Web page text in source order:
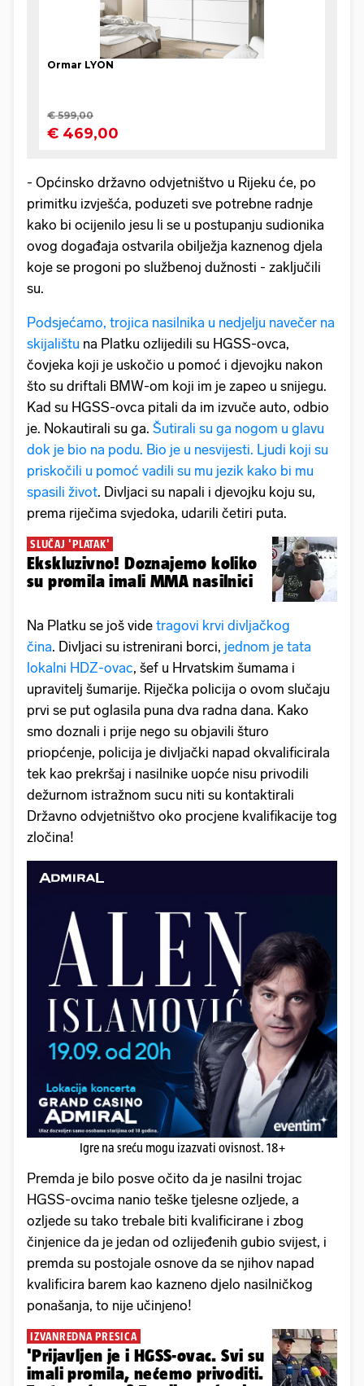
- Općinsko državno odvjetništvo u Rijeku će, po
primitku izvješća, poduzeti sve potrebne radnje
kako bi ocijenilo jesu li se u postupanju sudionika
ovog događaja ostvarila obilježja kaznenog djela
koje se progoni po službenoj dužnosti - zaključili
su.
Podsjećamo, trojica nasilnika u nedjelju navečer na
skijalištu na Platku ozlijedili su HGSS-ovca,
čovjeka koji je uskočio u pomoć i djevojku nakon
što su driftali BMW-om koji im je zapeo u snijegu.
Kad su HGSS-ovca pitali da im izvuče auto, odbio
je. Nokautirali su ga. Šutirali su ga nogom u glavu
dok je bio na podu. Bio je u nesvijesti. Ljudi koji su
priskočili u pomoć vadili su mu jezik kako bi mu
spasili život. Divljaci su napali i djevojku koju su,
prema riječima svjedoka, udarili četiri puta.
SLUČAJ 'PLATAK'
Ekskluzivno! Doznajemo koliko
su promila imali MMA nasilnici
Na Platku se još vide tragovi krvi divljačkog
čina. Divljaci su istrenirani borci, jednom je tata
lokalni HDZ-ovac, šef u Hrvatskim šumama i
upravitelj šumarije. Riječka policija o ovom slučaju
prvi se put oglasila puna dva radna dana. Kako
smo doznali i prije nego su objavili šturo
priopćenje, policija je divljački napad okvalificirala
tek kao prekršaj i nasilnike uopće nisu privodili
dežurnom istražnom sucu niti su kontaktirali
Državno odvjetništvo oko procjene kvalifikacije tog
zločina!
Igre na sreću mogu izazvati ovisnost. 18+
Premda je bilo posve očito da je nasilni trojac
HGSS-ovcima nanio teške tjelesne ozljede, a
ozljede su tako trebale biti kvalificirane i zbog
činjenice da je jedan od ozlijeđenih gubio svijest, i
premda su postojale osnove da se njihov napad
kvalificira barem kao kazneno djelo nasilničkog
ponašanja, to nije učinjeno!
IZVANREDNA PRESICA
'Prijavljen je i HGSS-ovac. Svi su
imali promila, nećemo privoditi.